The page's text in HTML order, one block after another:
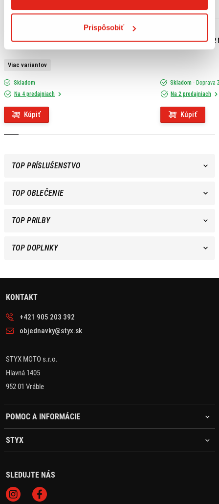
Prispôsobiť
HEALTECH QUICK SHIFTER EASY KABELÁŽ
Viac variantov
Skladom
Na 4 predajniach
Kúpiť
GARMIN ZUMO XT2
Skladom - Doprava
Na 2 predajniach
Kúpiť
TOP PRÍSLUŠENSTVO
TOP OBLEČENIE
TOP PRILBY
TOP DOPLNKY
KONTAKT
+421 905 203 392
objednavky@styx.sk
STYX MOTO s.r.o.
Hlavná 1405
952 01 Vráble
POMOC A INFORMÁCIE
STYX
SLEDUJTE NÁS